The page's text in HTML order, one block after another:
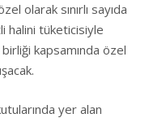
olarak sınırlı sayıda
halini tüketicisiyle
kapsamında özel
yer alan